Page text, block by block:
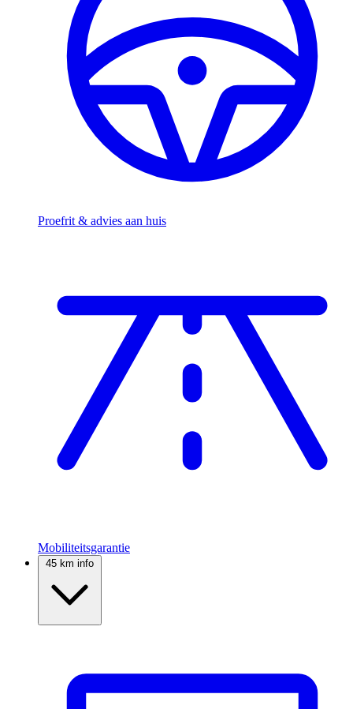
Proefrit & advies aan huis
Mobiliteitsgarantie
45 km info